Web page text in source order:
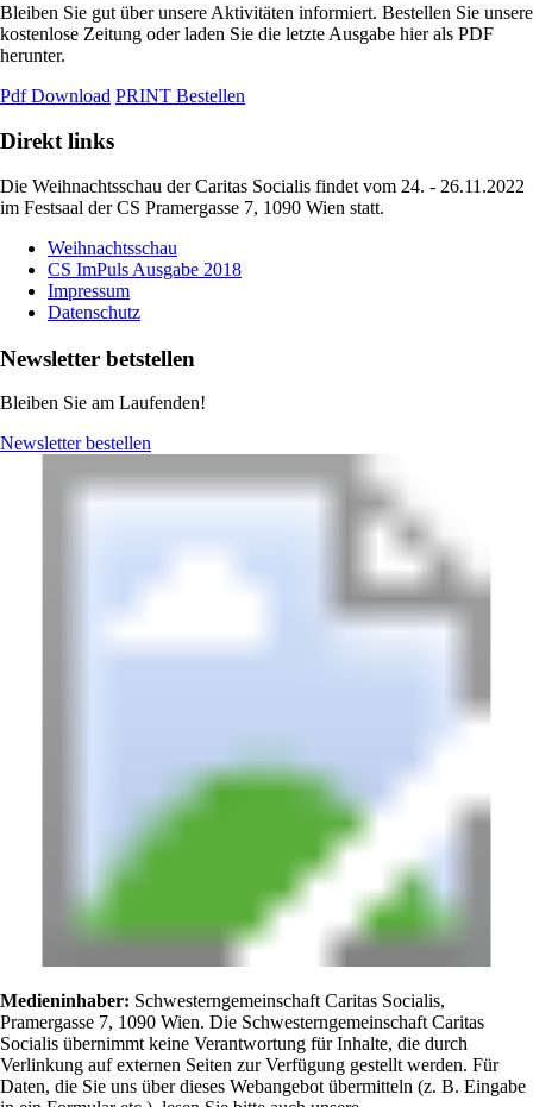
Bleiben Sie gut über unsere Aktivitäten informiert. Bestellen Sie unsere
kostenlose Zeitung oder laden Sie die letzte Ausgabe hier als PDF
herunter.
Pdf Download PRINT Bestellen
Direkt links
Die Weihnachtsschau der Caritas Socialis findet vom 24. - 26.11.2022
im Festsaal der CS Pramergasse 7, 1090 Wien statt.
Weihnachtsschau
CS ImPuls Ausgabe 2018
Impressum
Datenschutz
Newsletter betstellen
Bleiben Sie am Laufenden!
Newsletter bestellen
Medieninhaber: Schwesterngemeinschaft Caritas Socialis,
Pramergasse 7, 1090 Wien. Die Schwesterngemeinschaft Caritas
Socialis übernimmt keine Verantwortung für Inhalte, die durch
Verlinkung auf externen Seiten zur Verfügung gestellt werden. Für
Daten, die Sie uns über dieses Webangebot übermitteln (z. B. Eingabe